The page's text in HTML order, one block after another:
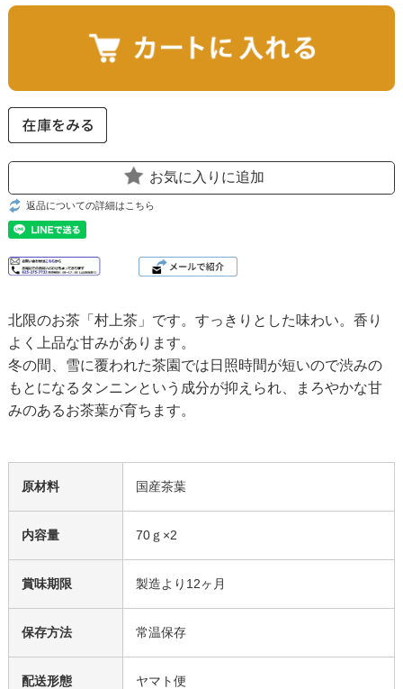
お気に入りに追加
返品についての詳細はこちら
北限のお茶「村上茶」です。すっきりとした味わい。香り
よく上品な甘みがあります。
冬の間、雪に覆われた茶園では日照時間が短いので渋みの
もとになるタンニンという成分が抑えられ、まろやかな甘
みのあるお茶葉が育ちます。
原材料 国産茶葉
内容量 70ｇ×2
賞味期限 製造より12ヶ月
保存方法 常温保存
配送形態 ヤマト便